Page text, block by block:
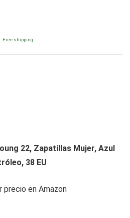
Free shipping
22, Zapatillas Mujer, Azul
38 EU
precio en Amazon